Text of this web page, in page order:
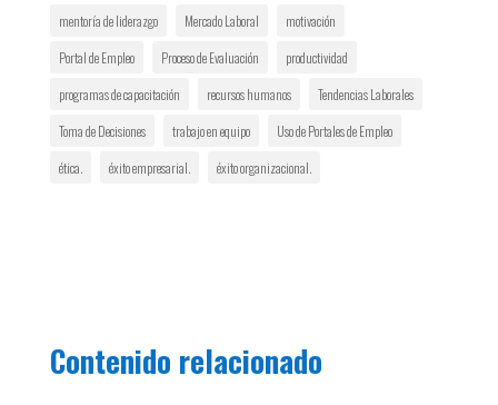
mentoría de liderazgo
Mercado Laboral
motivación
Portal de Empleo
Proceso de Evaluación
productividad
programas de capacitación
recursos humanos
Tendencias Laborales
Toma de Decisiones
trabajo en equipo
Uso de Portales de Empleo
ética.
éxito empresarial. éxito organizacional.
Contenido relacionado